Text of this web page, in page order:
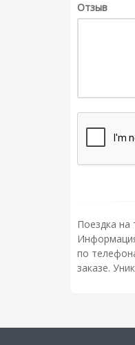
Отзыв
Поездка на
по
заказе.